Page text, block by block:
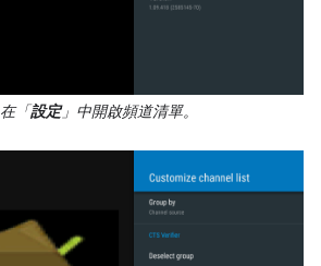
在「設定」中開啟頻道清單。